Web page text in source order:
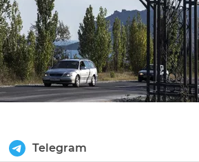
Telegram